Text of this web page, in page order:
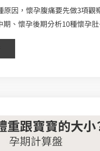
原因，懷孕腹痛要先做3項觀
期、懷孕後期分析10種懷孕